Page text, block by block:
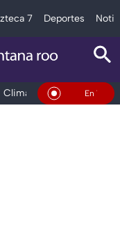
7 Deportes
Clima Tráfico En Vivo